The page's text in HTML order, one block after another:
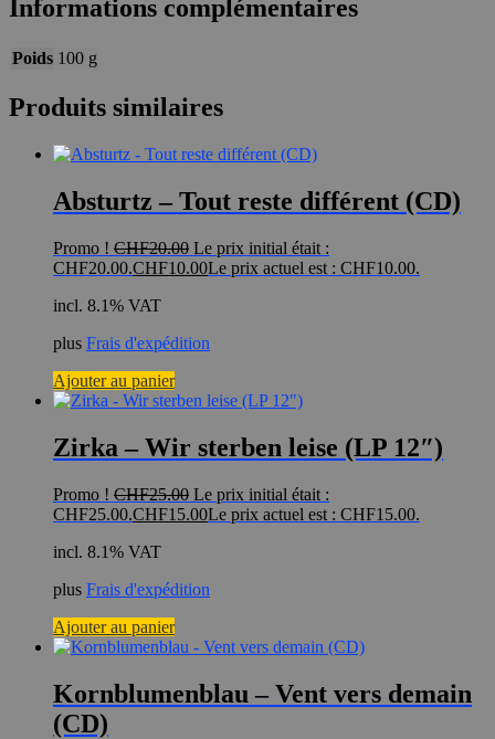
Informations complémentaires
Poids 100 g
Produits similaires
Absturtz – Tout reste différent (CD)
Promo ! CHF20.00 Le prix initial était :
CHF20.00.CHF10.00Le prix actuel est : CHF10.00.
incl. 8.1% VAT
plus Frais d'expédition
Ajouter au panier
Zirka – Wir sterben leise (LP 12″)
Promo ! CHF25.00 Le prix initial était :
CHF25.00.CHF15.00Le prix actuel est : CHF15.00.
incl. 8.1% VAT
plus Frais d'expédition
Ajouter au panier
Kornblumenblau – Vent vers demain
(CD)